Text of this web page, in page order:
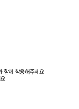
함께 착용해주세요